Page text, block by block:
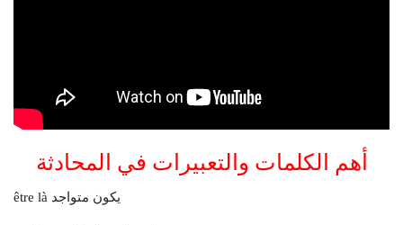
أهم الكلمات والتعبيرات في المحادثة
être là يكون متواجد